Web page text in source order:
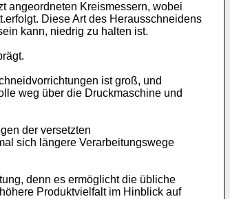
angeordneten Kreismessern, wobei
Diese Art des Herausschneidens
kann, niedrig zu halten ist.
ist groß, und
weg über die Druckmaschine und
der versetzten
sich längere Verarbeitungswege
denn es ermöglicht die übliche
Produktvielfalt im Hinblick auf